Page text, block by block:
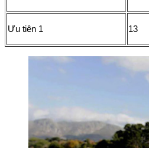
Ưu tiên 1 13